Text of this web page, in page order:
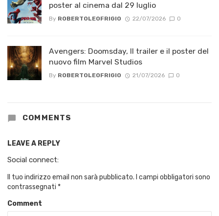
poster al cinema dal 29 luglio
By ROBERTOLEOFRIGIO 22/07/2026 0
Avengers: Doomsday, Il trailer e il poster del
nuovo film Marvel Studios
By ROBERTOLEOFRIGIO 21/07/2026 0
COMMENTS
LEAVE A REPLY
Social connect:
Il tuo indirizzo email non sarà pubblicato. I campi obbligatori sono
contrassegnati *
Comment